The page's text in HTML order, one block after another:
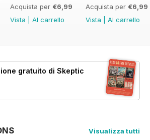
Acquista per €6,99
Vista
Al carrello
Acquista per €6,99
Vista
Al carrello
gratuito di Skeptic
Visualizza tutti